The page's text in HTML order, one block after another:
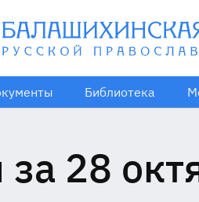
Библиотека
за 28